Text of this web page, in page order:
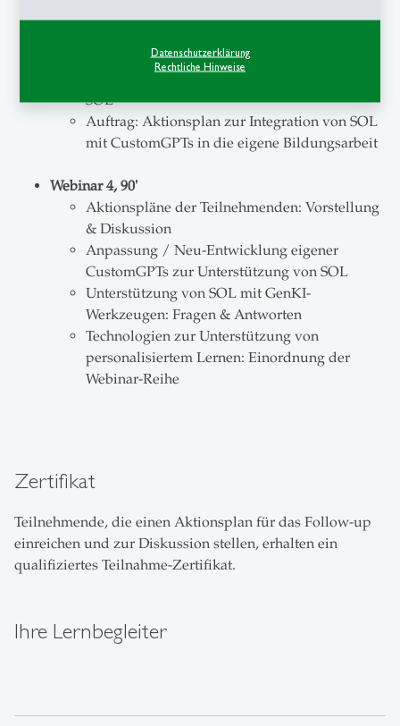
Datenschutzerklärung
Rechtliche Hinweise
Rollen und Kompetenzerfordernisse für
erfolgreiches Arbeiten mit CustomGPTs für
SOL
Auftrag: Aktionsplan zur Integration von SOL
mit CustomGPTs in die eigene Bildungsarbeit
Webinar 4, 90'
Aktionspläne der Teilnehmenden: Vorstellung
& Diskussion
Anpassung / Neu-Entwicklung eigener
CustomGPTs zur Unterstützung von SOL
Unterstützung von SOL mit GenKI-
Werkzeugen: Fragen & Antworten
Technologien zur Unterstützung von
personalisiertem Lernen: Einordnung der
Webinar-Reihe
Zertifikat
Teilnehmende, die einen Aktionsplan für das Follow-up
einreichen und zur Diskussion stellen, erhalten ein
qualifiziertes Teilnahme-Zertifikat.
Ihre Lernbegleiter